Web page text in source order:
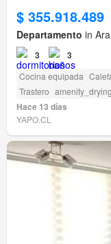
$ 355.918.489
Departamento in
3 3
Cocina equipada
Trastero
Hace 13 días
YAPO.CL